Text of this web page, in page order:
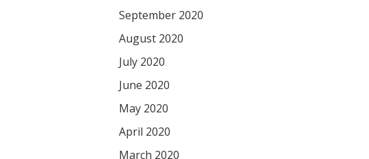
September 2020
August 2020
July 2020
June 2020
May 2020
April 2020
March 2020